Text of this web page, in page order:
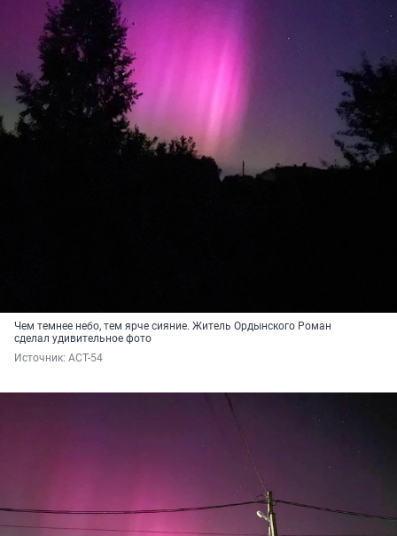
Чем темнее небо, тем ярче сияние. Житель Ордынского Роман
сделал удивительное фото
Источник: АСТ-54